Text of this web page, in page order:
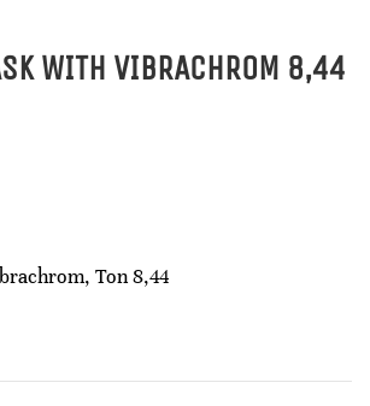
WITH VIBRACHROM 8,44
Ton 8,44